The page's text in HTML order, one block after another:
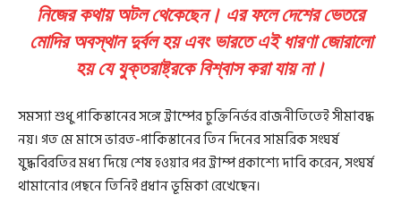
নিজের কথায় অটল থেকেছেন। এর ফলে দেশের ভেতরে
মোদির অবস্থান দুর্বল হয় এবং ভারতে এই ধারণা জোরালো
হয় যে যুক্তরাষ্ট্রকে বিশ্বাস করা যায় না।
সমস্যা শুধু পাকিস্তানের সঙ্গে ট্রাম্পের চুক্তিনির্ভর রাজনীতিতেই সীমাবদ্ধ
নয়। গত মে মাসে ভারত-পাকিস্তানের তিন দিনের সামরিক সংঘর্ষ
যুদ্ধবিরতির মধ্য দিয়ে শেষ হওয়ার পর ট্রাম্প প্রকাশ্যে দাবি করেন, সংঘর্ষ
থামানোর পেছনে তিনিই প্রধান ভূমিকা রেখেছেন।